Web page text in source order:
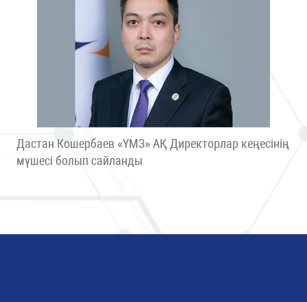
Дастан Кошербаев «ҮМЗ» АҚ Директорлар кеңесінің
мүшесі болып сайланды